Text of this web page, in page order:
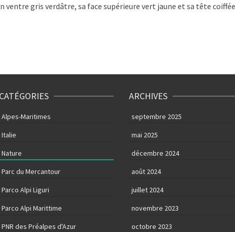
ventre gris verdâtre, sa face supérieure vert jaune et sa tête
CATÉGORIES
Alpes-Maritimes
Italie
Nature
Parc du Mercantour
Parco Alpi Liguri
Parco Alpi Marittime
PNR des Préalpes d'Azur
ARCHIVES
septembre 2025
mai 2025
décembre 2024
août 2024
juillet 2024
novembre 2023
octobre 2023